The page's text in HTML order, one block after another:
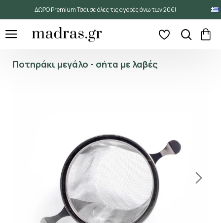
ΔΩΡΟ Premium Τσάι σε όλες τις αγορές άνω των 20€!
Ποτηράκι μεγάλο - σήτα με λαβές